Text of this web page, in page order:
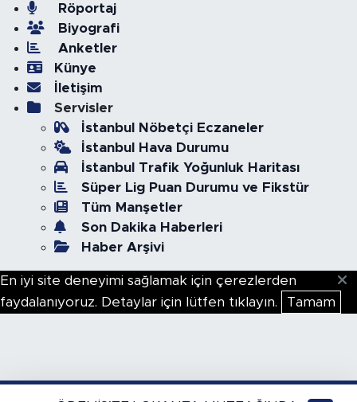
Röportaj
Biyografi
Anketler
Künye
İletişim
Servisler
İstanbul Nöbetçi Eczaneler
İstanbul Hava Durumu
İstanbul Trafik Yoğunluk Haritası
Süper Lig Puan Durumu ve Fikstür
Tüm Manşetler
Son Dakika Haberleri
Haber Arşivi
En iyi site deneyimi sağlamak için çerezlerden
faydalanıyoruz. Detaylar için lütfen tıklayın.
Tamam